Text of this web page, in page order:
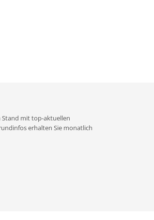
Stand mit top-aktuellen
erhalten Sie monatlich